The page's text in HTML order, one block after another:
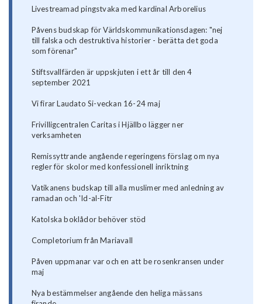
Livestreamad pingstvaka med kardinal Arborelius
Påvens budskap för Världskommunikationsdagen: "nej
till falska och destruktiva historier - berätta det goda
som förenar"
Stiftsvallfärden är uppskjuten i ett år till den 4
september 2021
Vi firar Laudato Si-veckan 16-24 maj
Frivilligcentralen Caritas i Hjällbo lägger ner
verksamheten
Remissyttrande angående regeringens förslag om nya
regler för skolor med konfessionell inriktning
Vatikanens budskap till alla muslimer med anledning av
ramadan och 'Id-al-Fitr
Katolska boklådor behöver stöd
Completorium från Mariavall
Påven uppmanar var och en att be rosenkransen under
maj
Nya bestämmelser angående den heliga mässans